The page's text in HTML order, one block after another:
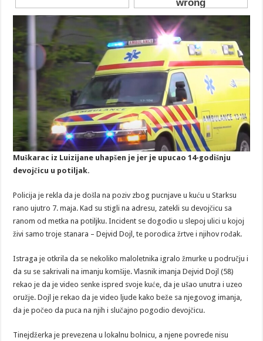
Muškarac iz Luizijane uhapšen je jer je upucao 14-godišnju
devojčicu u potiljak.
Policija je rekla da je došla na poziv zbog pucnjave u kuću u Starksu
rano ujutro 7. maja. Kad su stigli na adresu, zatekli su devojčicu sa
ranom od metka na potiljku. Incident se dogodio u slepoj ulici u kojoj
živi samo troje stanara – Dejvid Dojl, te porodica žrtve i njihov rođak.
Istraga je otkrila da se nekoliko maloletnika igralo žmurke u području i
da su se sakrivali na imanju komšije. Vlasnik imanja Dejvid Dojl (58)
rekao je da je video senke ispred svoje kuće, da je ušao unutra i uzeo
oružje. Dojl je rekao da je video ljude kako beže sa njegovog imanja,
da je počeo da puca na njih i slučajno pogodio devojčicu.
Tinejdžerka je prevezena u lokalnu bolnicu, a njene povrede nisu